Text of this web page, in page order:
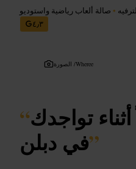
• صالة ألعاب رياضية واستوديو
٤٫٣
الصورة /Wheree
“تواجدك
في دبلن”